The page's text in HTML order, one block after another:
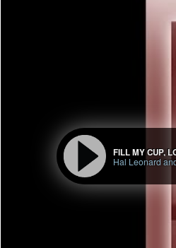
FILL MY CUP,
Hal Leonard